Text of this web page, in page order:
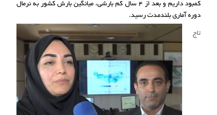
کمبود داریم و بعد از ۴ سال کم بارشی، میانگین بارش کشور به نرمال
دوره آماری بلندمدت رسید.
تاج